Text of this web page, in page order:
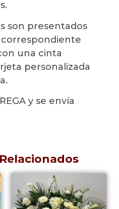
son presentados
correspondiente
una cinta
personalizada
y se envía